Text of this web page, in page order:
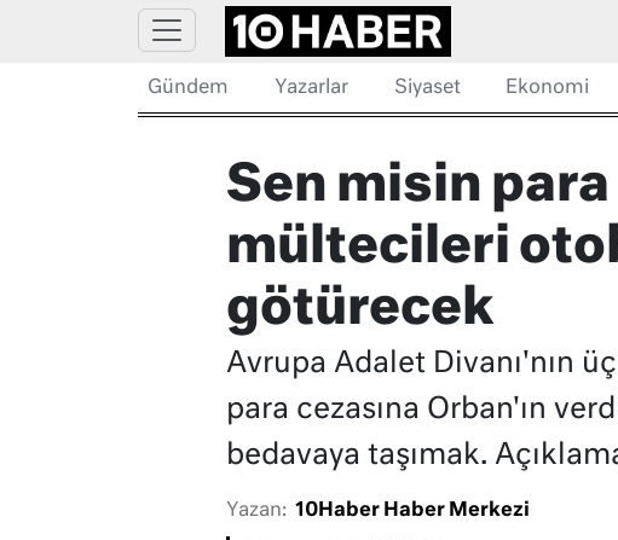
Gündem Yazarlar Siyaset Ekonomi
Sen misin
mültecileri
götürecek
Avrupa Adalet Divanı'nın
para cezasına Orban'ın
bedavaya taşımak.
Yazan: 10Haber Haber Merkezi